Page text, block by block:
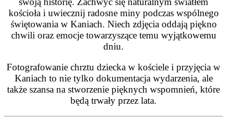
kościoła i uwiecznij radosne miny podczas wspólnego
świętowania w Kaniach. Niech zdjęcia oddają piękno
chwili oraz emocje towarzyszące temu wyjątkowemu
dniu.
Fotografowanie chrztu dziecka w kościele i przyjęcia w
Kaniach to nie tylko dokumentacja wydarzenia, ale
także szansa na stworzenie pięknych wspomnień, które
będą trwały przez lata.